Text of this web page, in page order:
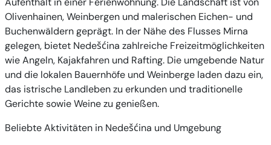
Olivenhainen, Weinbergen und malerischen Eichen- und
Buchenwäldern geprägt. In der Nähe des Flusses Mirna
gelegen, bietet Nedešćina zahlreiche Freizeitmöglichkeiten
wie Angeln, Kajakfahren und Rafting. Die umgebende Natur
und die lokalen Bauernhöfe und Weinberge laden dazu ein,
das istrische Landleben zu erkunden und traditionelle
Gerichte sowie Weine zu genießen.
Beliebte Aktivitäten in Nedešćina und Umgebung